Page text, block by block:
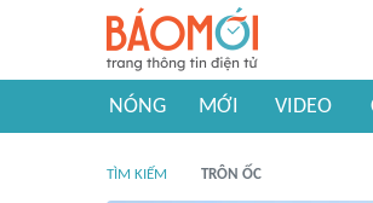
NÓNG MỚI VIDEO
TÌM KIẾM TRÔN ỐC